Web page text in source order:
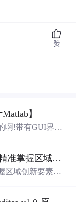
赞
】
啊!带有GUI界
容易使用。你只
准确的识别结
如何通过区域科技创新分析工具精准掌握区域创新要素分布与产业链融合现状？.docx
区域创新要素分